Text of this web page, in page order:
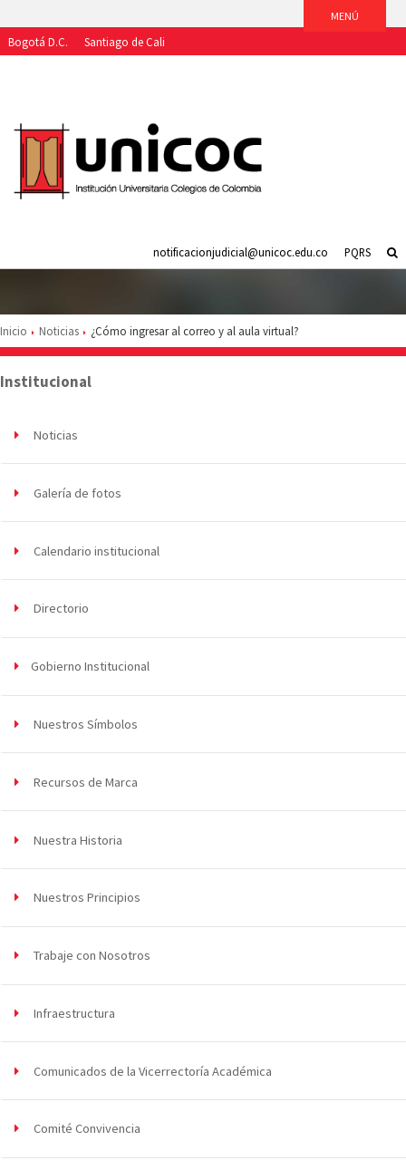
Bogotá D.C.
Santiago de Cali
PQRS
notificacionjudicial@unicoc.edu.co
Inicio Noticias ¿Cómo ingresar al correo y al aula virtual?
Institucional
Noticias
Galería de fotos
Calendario institucional
Directorio
Gobierno Institucional
Nuestros Símbolos
Recursos de Marca
Nuestra Historia
Nuestros Principios
Trabaje con Nosotros
Infraestructura
Comunicados de la Vicerrectoría Académica
Comité Convivencia